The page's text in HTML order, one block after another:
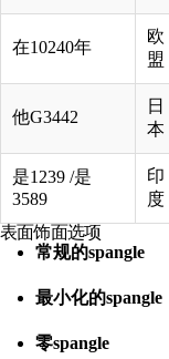
在10240年
欧
盟
他G3442
日
本
是1239 /是
3589
印
度
表面饰面选项
常规的spangle
最小化的spangle
零spangle